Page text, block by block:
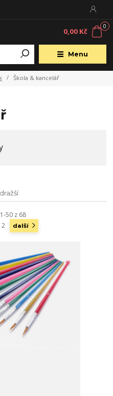
Menu
0
0,00 Kč
Škola & kancelář
50 z 68
2 další